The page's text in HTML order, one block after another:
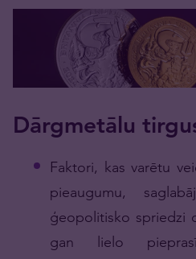
Dārgmetālu
Faktori, kas varētu
pieaugumu,
ģeopolitisko spriedzi
gan lielo